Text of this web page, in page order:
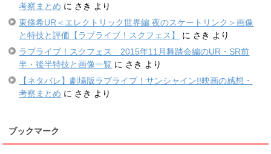
考察まとめ に さき より
東條希UR＜エレクトリック世界編 夜のスケートリンク＞画像
と特技と評価【ラブライブ！スクフェス】
に さき より
ラブライブ！スクフェス 2015年11月舞踏会編のUR・SR前
半・後半特技と画像一覧 に さき より
【ネタバレ】劇場版ラブライブ！サンシャイン!!映画の感想・
考察まとめ に さき より
ブックマーク